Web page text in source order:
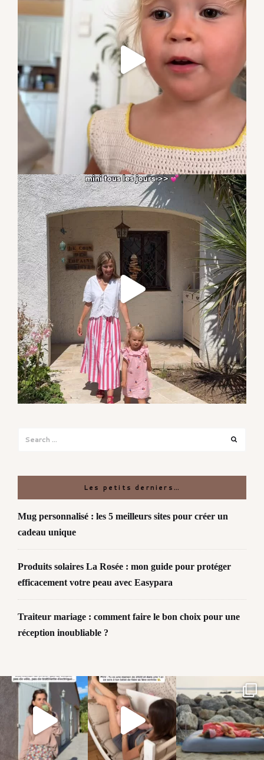
Les petits derniers…
Mug personnalisé : les 5 meilleurs sites pour créer un
cadeau unique
Produits solaires La Rosée : mon guide pour protéger
efficacement votre peau avec Easypara
Traiteur mariage : comment faire le bon choix pour une
réception inoubliable ?